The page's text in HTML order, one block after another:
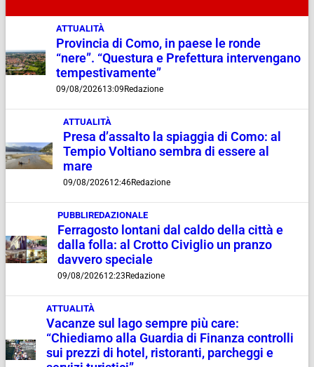
ATTUALITÀ
Provincia di Como, in paese le ronde
“nere”. “Questura e Prefettura intervengano
tempestivamente”
09/08/202613:09 Redazione
ATTUALITÀ
Presa d’assalto la spiaggia di Como: al
Tempio Voltiano sembra di essere al
mare
09/08/202612:46Redazione
PUBBLIREDAZIONALE
Ferragosto lontani dal caldo della città e
dalla folla: al Crotto Civiglio un pranzo
davvero speciale
09/08/202612:23 Redazione
ATTUALITÀ
Vacanze sul lago sempre più care:
“Chiediamo alla Guardia di Finanza controlli
sui prezzi di hotel, ristoranti, parcheggi e